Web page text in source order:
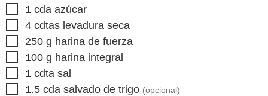
▢
1 cda azúcar
▢
4 cdtas levadura seca
▢
250 g harina de fuerza
▢
100 g harina integral
▢
1 cdta sal
▢
1.5 cda salvado de trigo (opcional)